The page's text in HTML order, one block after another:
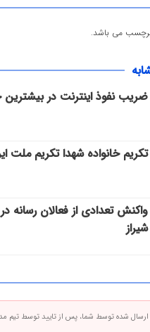
می باشد.
ضریب نفوذ اینترنت در
تکریم خانواده شهدا تکریم ملت
واکنش تعدادی از فعالان رسانه
شیراز
ارسال شده توسط شما، پس از تایید توسط تیم